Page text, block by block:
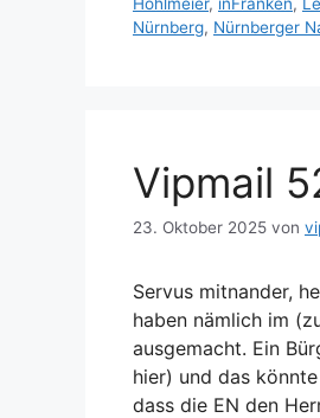
Nürnberg, Nürnberger
Vipmail
23. Oktober 2025 von
Servus mitnander,
haben nämlich im
ausgemacht. Ein
hier) und das
dass die EN den